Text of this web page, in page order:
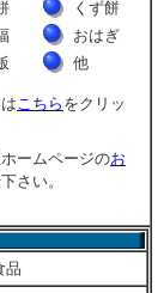
くず餅
おはぎ
他
こちら をクリッ
ームページのお
さい。
品